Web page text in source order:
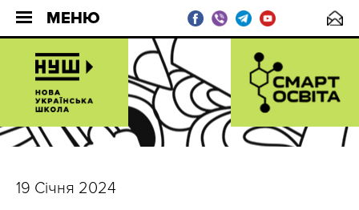
МЕНЮ
19 Січня 2024